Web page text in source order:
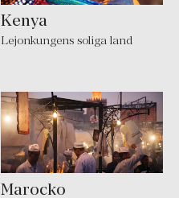
Kenya
Lejonkungens soliga land
Marocko